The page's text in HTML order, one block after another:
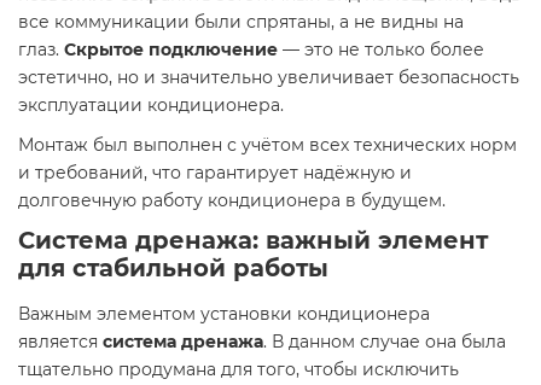
все коммуникации были спрятаны, а не видны на
глаз. Скрытое подключение — это не только более
эстетично, но и значительно увеличивает безопасность
эксплуатации кондиционера.
Монтаж был выполнен с учётом всех технических норм
и требований, что гарантирует надёжную и
долговечную работу кондиционера в будущем.
Система дренажа: важный элемент
для стабильной работы
Важным элементом установки кондиционера
является система дренажа. В данном случае она была
тщательно продумана для того, чтобы исключить